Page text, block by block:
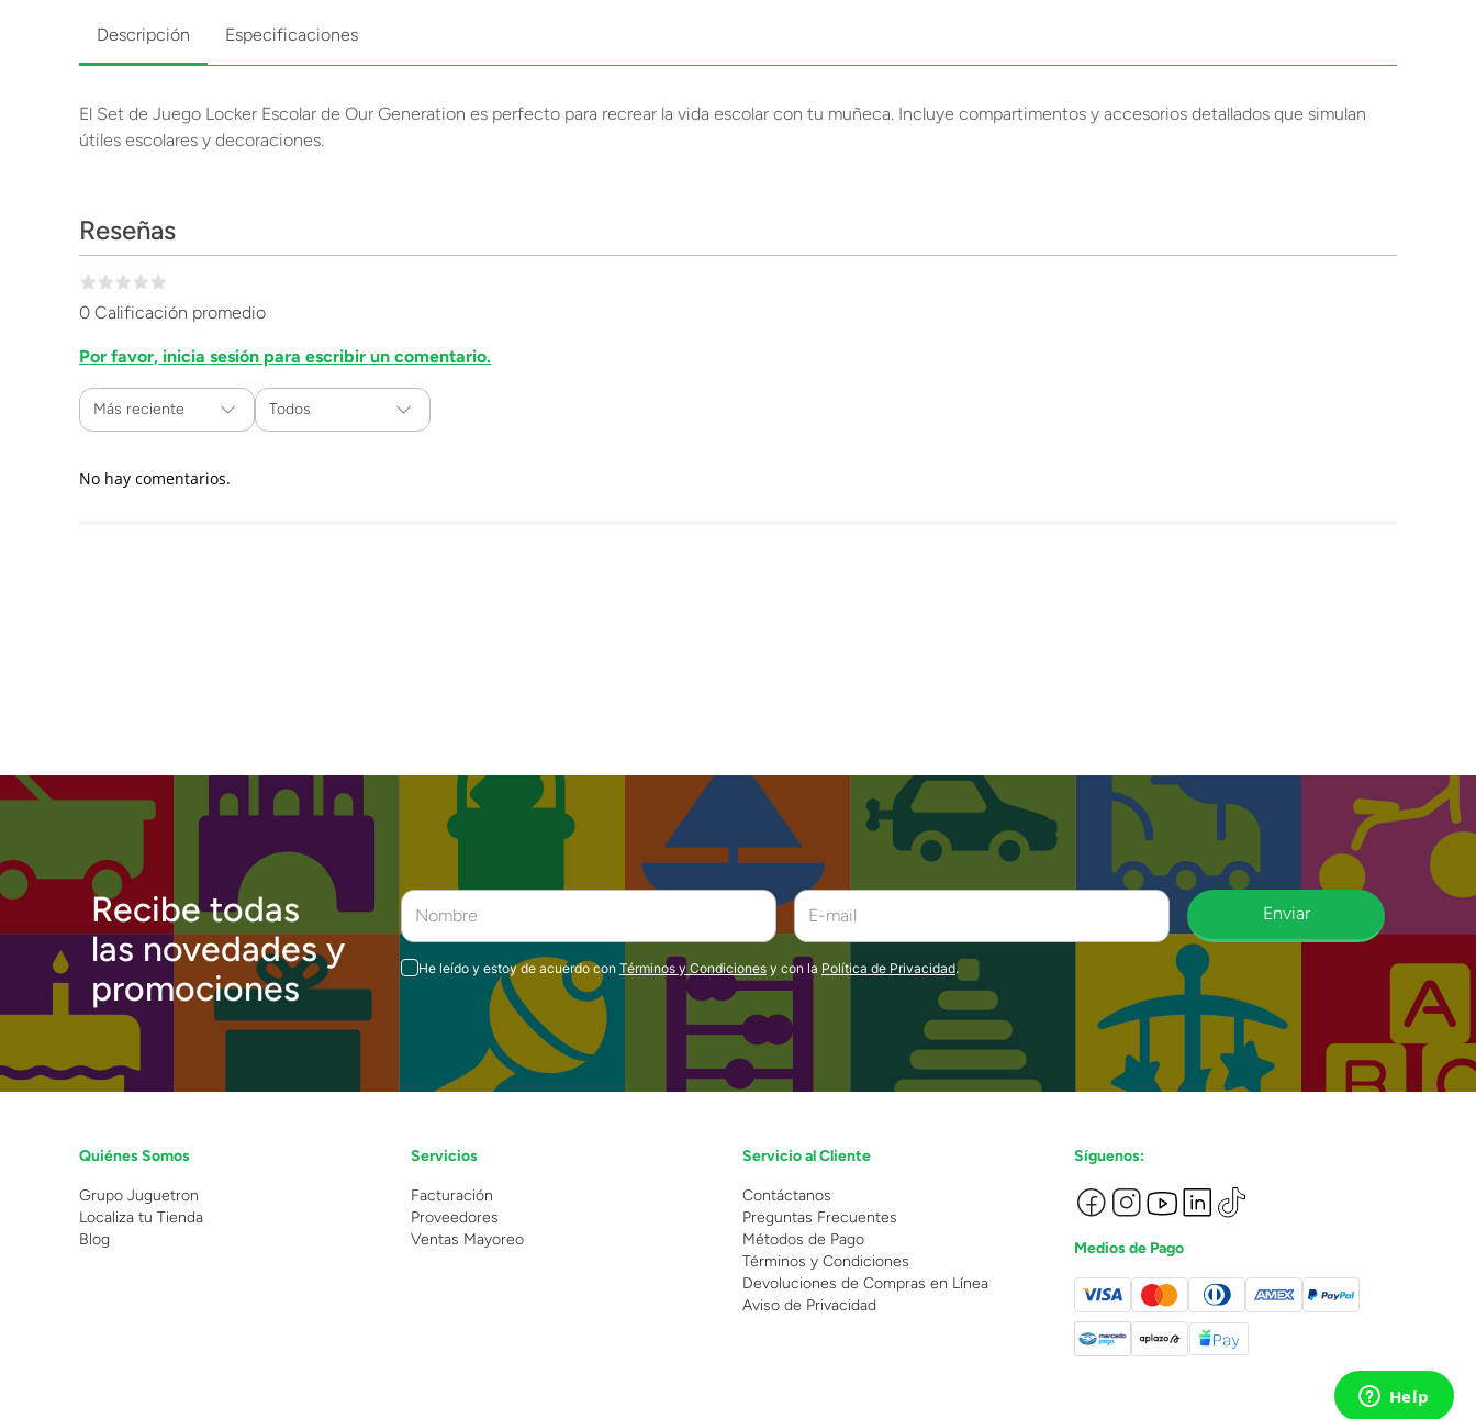
Descripción Especificaciones
El Set de Juego Locker Escolar de Our Generation es perfecto para recrear la vida escolar con tu muñeca. Incluye compartimentos y accesorios detallados que simulan
útiles escolares y decoraciones.
Reseñas
0 Calificación promedio
Por favor, inicia sesión para escribir un comentario.
Más reciente Todos
No hay comentarios.
Recibe todas
las novedades y
promociones
Enviar
He leído y estoy de acuerdo con Términos y Condiciones y con la Política de Privacidad.
Quiénes Somos
Grupo Juguetron
Localiza tu Tienda
Blog
Servicios
Facturación
Proveedores
Ventas Mayoreo
Servicio al Cliente
Contáctanos
Preguntas Frecuentes
Métodos de Pago
Términos y Condiciones
Devoluciones de Compras en Línea
Aviso de Privacidad
Síguenos:
Medios de Pago